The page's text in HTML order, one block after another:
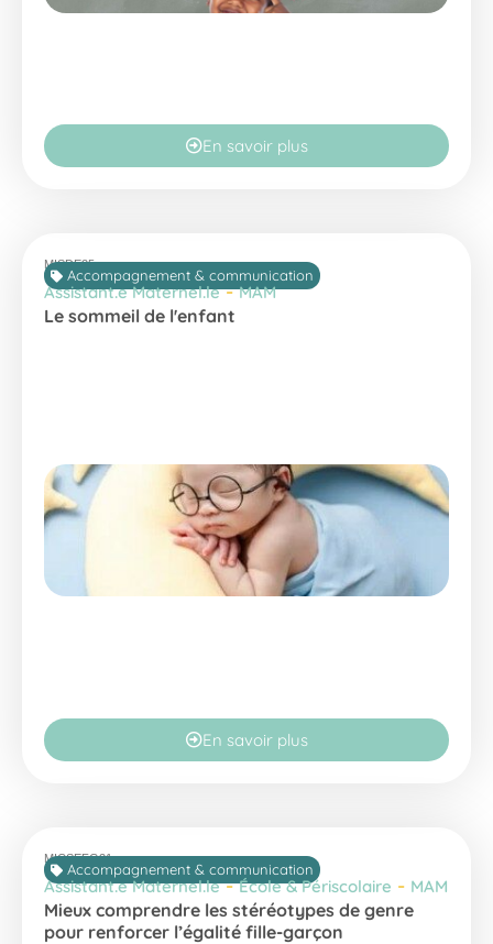
En savoir plus
MISDE25
Accompagnement & communication
Assistant.e Maternel.le-MAM
Le sommeil de l'enfant
En savoir plus
MICSEFG21
Accompagnement & communication
Assistant.e Maternel.le-École & Périscolaire - MAM
Mieux comprendre les stéréotypes de genre
pour renforcer l’égalité fille-garçon